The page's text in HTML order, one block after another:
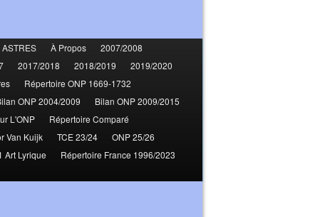
ASTRES À Propos
2007/2008
2017/2018 2018/2019
2019/2020
Répertoire ONP 1669-1732
ONP 2004/2009
Bilan ONP 2009/2015
L'ONP
Répertoire Comparé
Van Kuijk TCE 23/24
ONP 25/26
Art Lyrique
Répertoire France 1996/2023